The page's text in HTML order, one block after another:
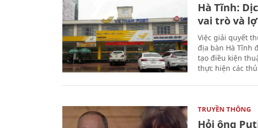
Hà Tĩnh:
vai trò và
Việc giải quyết
địa bàn Hà Tĩnh
tạo điều kiện
thực hiện các
TRUYỀN THÔNG
Hỏi ông